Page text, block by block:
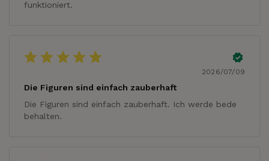
funktioniert.
2026/07/09
Die Figuren sind einfach zauberhaft
Die Figuren sind einfach zauberhaft. Ich werde bede
behalten.